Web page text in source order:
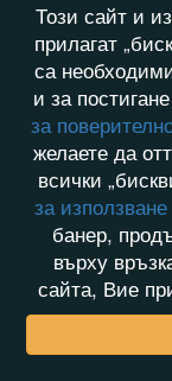
Този сайт и
прилагат
са
и за
за
желаете да
всички
за
банер,
върху
сайта, Вие